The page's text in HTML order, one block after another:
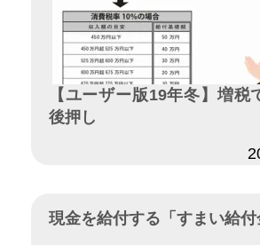
【ユーザー版19年冬】増税
後押し
現金を給付する「すまい給付